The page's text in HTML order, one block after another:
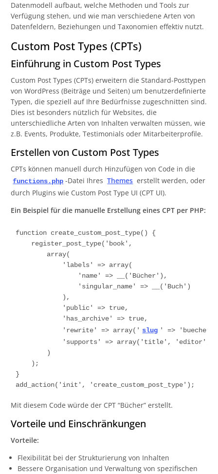
5 Beispiele und Use Cases
5 Fazit
Datenmodell aufbaut, welche Methoden und Tools zur
Verfügung stehen, und wie man verschiedene Arten von
Datenfeldern, Beziehungen und Taxonomien effektiv nutzt.
Custom Post Types (CPTs)
Einführung in Custom Post Types
Custom Post Types (CPTs) erweitern die Standard-Posttypen
von WordPress (Beiträge und Seiten) um benutzerdefinierte
Typen, die speziell auf Ihre Bedürfnisse zugeschnitten sind.
Dies ist besonders nützlich für Websites, die
unterschiedliche Arten von Inhalten verwalten müssen, wie
z.B. Events, Produkte, Testimonials oder Mitarbeiterprofile.
Erstellen von Custom Post Types
CPTs können manuell durch Hinzufügen von Code in die
functions.php -Datei Ihres Themes erstellt werden, oder
durch Plugins wie Custom Post Type UI (CPT UI).
Ein Beispiel für die manuelle Erstellung eines CPT per PHP:
function create_custom_post_type() {
    register_post_type('book',
        array(
            'labels' => array(
                'name' => __('Bücher'),
                'singular_name' => __('Buch')
            ),
            'public' => true,
            'has_archive' => true,
            'rewrite' => array('
slug ' =>
'supports' => array('title', 'editor',
        )
    );
}
Mit diesem Code würde der CPT “Bücher” erstellt.
Vorteile und Einschränkungen
Vorteile:
Flexibilität bei der Strukturierung von Inhalten
Bessere Organisation und Verwaltung von spezifischen